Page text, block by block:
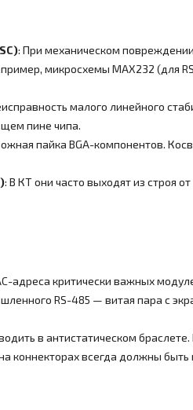
: При механическом
микросхемы MAX232 (для
малого линейного
пине чипа.
пайка BGA-компонентов.
: В КТ они часто выходят из строя
адреса критически важных
RS-485 — витая пара с
в антистатическом
коннекторах всегда должны